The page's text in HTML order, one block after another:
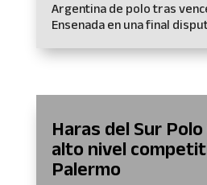
Argentina de polo tras
Ensenada en una final
Haras del Sur Polo
alto nivel
Palermo